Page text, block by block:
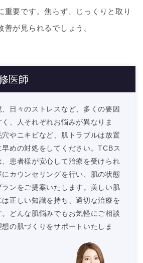
重要です。焦らず、じっくりと取り
が見られるでしょう。
医師
日々のストレスなど、多くの要因
、人それぞれお悩みが異なりま
やニキビなど、肌トラブルは放置
めの対処をしてください。TCBス
患者様が安心して治療を受けられ
カウンセリングを行い、肌の状態
ンをご提案いたします。美しい肌
正しい知識を持ち、適切な治療を
どんな肌悩みでもお気軽にご相談
の肌づくりをサポートいたしま